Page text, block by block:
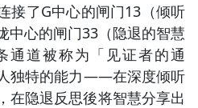
接了G中心的闸门13（倾听
中心的闸门33（隐退的智慧
通道被称为「见证者的通
独特的能力——在深度倾听
在隐退反思後将智慧分享出